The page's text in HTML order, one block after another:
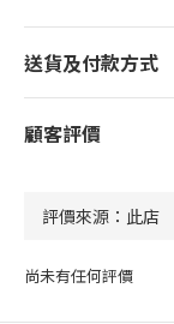
送貨及付款方式
顧客評價
尚未有任何評價